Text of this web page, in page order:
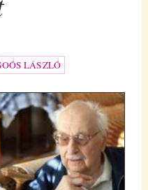
LÁSZLÓ